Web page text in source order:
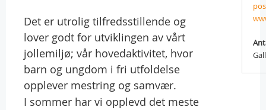
Det er utrolig tilfredsstillende og
lover godt for utviklingen av vårt
jollemiljø; vår hovedaktivitet, hvor
barn og ungdom i fri utfoldelse
opplever mestring og samvær.
I sommer har vi opplevd det meste